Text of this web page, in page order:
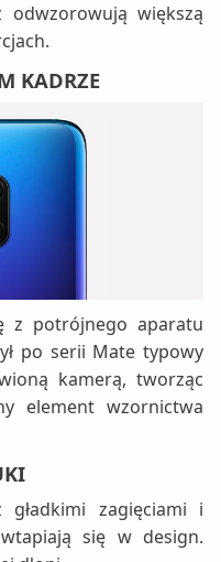
większą
KADRZE
z potrójnego aparatu
po serii Mate typowy
kamerą, tworząc
element wzornictwa
zagięciami i
się w design.